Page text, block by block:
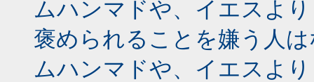
ムハンマドや、イエスよ
褒められることを嫌う人
ムハンマドや、イエスよ